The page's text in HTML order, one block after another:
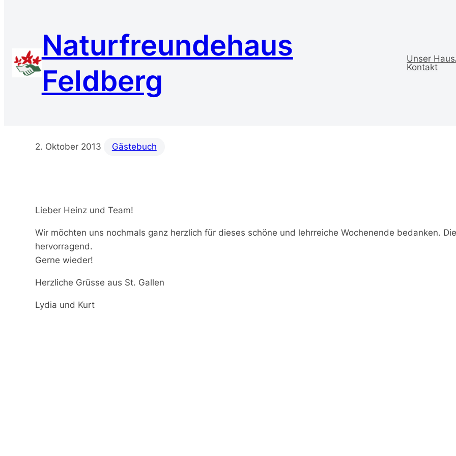
Naturfreundehaus
Feldberg
Unser Haus
Kontakt
2. Oktober 2013 Gästebuch
Lieber Heinz und Team!
Wir möchten uns nochmals ganz herzlich für dieses schöne und lehrreiche Wochenende bedanken.
hervorragend.
Gerne wieder!
Herzliche Grüsse aus St. Gallen
Lydia und Kurt